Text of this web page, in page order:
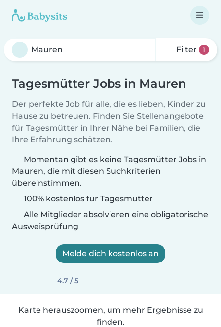
Filter 1
Tagesmütter Jobs in Mauren
Der perfekte Job für alle, die es lieben, Kinder zu
Hause zu betreuen. Finden Sie Stellenangebote
für Tagesmütter in Ihrer Nähe bei Familien, die
Ihre Erfahrung schätzen.
Momentan gibt es keine Tagesmütter Jobs in
Mauren, die mit diesen Suchkriterien
übereinstimmen.
100% kostenlos für Tagesmütter
Alle Mitglieder absolvieren eine obligatorische
Ausweisprüfung
Melde dich kostenlos an
4.7 / 5
Karte herauszoomen, um mehr Ergebnisse zu
finden.